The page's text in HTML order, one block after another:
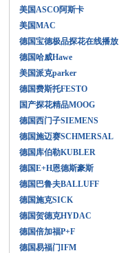
美国ASCO阿斯卡
美国MAC
德国宝德极品探花在线播放
德国哈威Hawe
美国派克parker
德国费斯托FESTO
国产探花精品MOOG
德国西门子SIEMENS
德国施迈赛SCHMERSAL
德国库伯勒KUBLER
德国E+H恩德斯豪斯
德国巴鲁夫BALLUFF
德国施克SICK
德国贺德克HYDAC
德国倍加福P+F
德国易福门IFM